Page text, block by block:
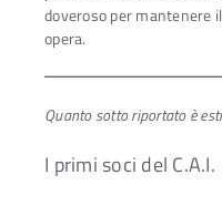
doveroso per mantenere
opera.
Quanto sotto riportato è
I primi soci del C.A.I.